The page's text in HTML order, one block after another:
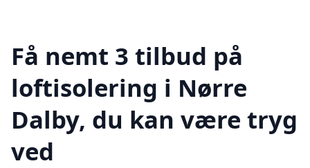
Få nemt 3 tilbud på
loftisolering i Nørre
Dalby, du kan være tryg
ved